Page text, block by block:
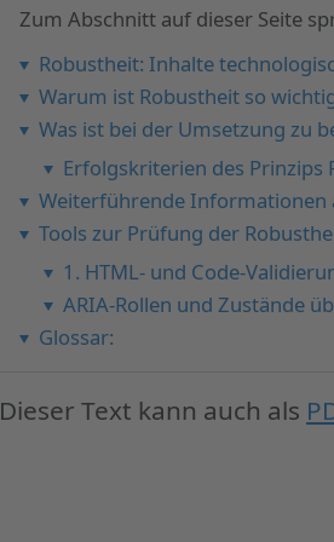
Zum Abschnitt auf dieser Seite
Robustheit: Inhalte
Warum ist Robustheit so
Was ist bei der Umsetzung zu
Erfolgskriterien des Prinzips
Weiterführende Informationen
Tools zur Prüfung der
1. HTML- und Code-
ARIA-Rollen und Zustände
Glossar:
Dieser Text kann auch als